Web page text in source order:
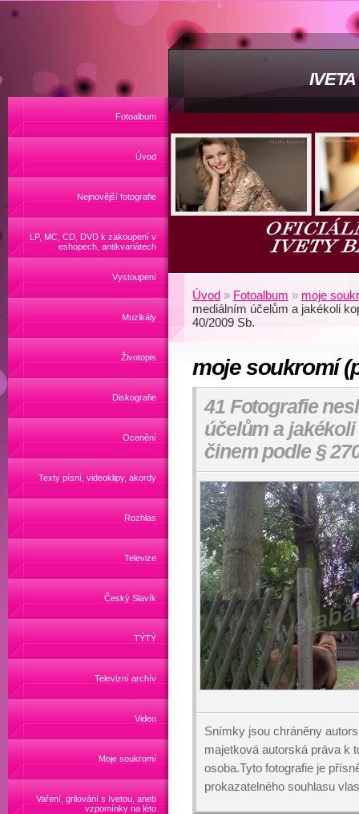
Fotoalbum
Úvod
Nejnovější fotografie
LP, MC, CD, DVD k zakoupení v
eshopech, antikvariátech
Vystoupení
Muzikály
Životopis
Diskografie
Ocenění
Texty písní, videoklipy, akordy
Rozhlas
Televize
Český Slavík
TÝTÝ
Televizní archív
Video
Moje soukromí
Vaření, grilování s Ivetou, aneb
vzpomínky na léto
Úvod » Fotoalbum » moje
mediálním účelům a jakékoli
40/2009 Sb.
moje soukromí
41 Fotografie
účelům a
činem podle §
Snímky jsou chráněny
majetková autorská práva k
osoba.Tyto fotografie je
prokazatelného souhlasu